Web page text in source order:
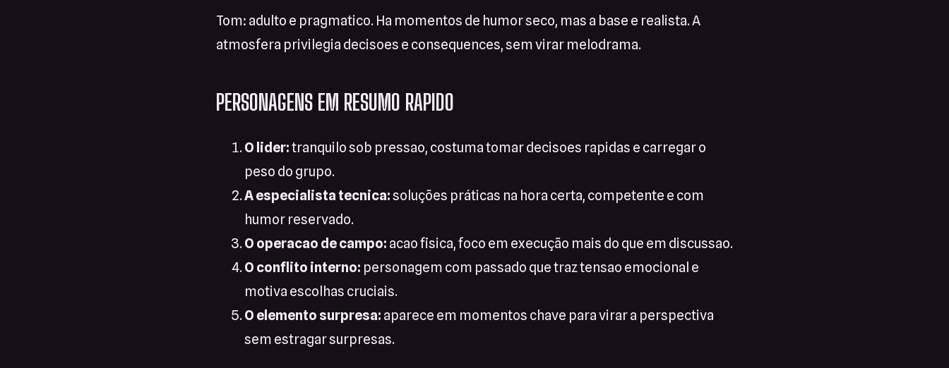
Tom: adulto e pragmatico. Ha momentos de humor seco, mas a base e realista. A
atmosfera privilegia decisoes e consequences, sem virar melodrama.
PERSONAGENS EM RESUMO RAPIDO
O lider:tranquilo sob pressao, costuma tomar decisoes rapidas e carregar o
peso do grupo.
A especialista tecnica:soluções práticas na hora certa, competente e com
humor reservado.
O operacao de campo: acao fisica, foco em execução mais do que em discussao.
O conflito interno: personagem com passado que traz tensao emocional e
motiva escolhas cruciais.
O elemento surpresa: aparece em momentos chave para virar a perspectiva
sem estragar surpresas.